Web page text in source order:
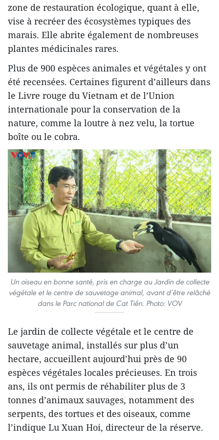
zone de restauration écologique, quant à elle,
vise à recréer des écosystèmes typiques des
marais. Elle abrite également de nombreuses
plantes médicinales rares.
Plus de 900 espèces animales et végétales y ont
été recensées. Certaines figurent d’ailleurs dans
le Livre rouge du Vietnam et de l’Union
internationale pour la conservation de la
nature, comme la loutre à nez velu, la tortue
boîte ou le cobra.
Un oiseau en bonne santé, pris en charge au Jardin de collecte
végétale et le centre de sauvetage animal, avant d’être relâché
dans le Parc national de Cat Tiên. Photo: VOV
Le jardin de collecte végétale et le centre de
sauvetage animal, installés sur plus d’un
hectare, accueillent aujourd’hui près de 90
espèces végétales locales précieuses. En trois
ans, ils ont permis de réhabiliter plus de 3
tonnes d’animaux sauvages, notamment des
serpents, des tortues et des oiseaux, comme
l’indique Lu Xuan Hoi, directeur de la réserve.